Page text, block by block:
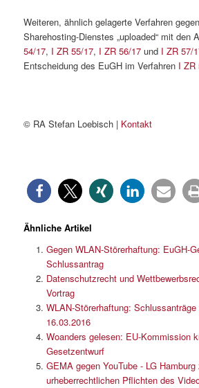
Weiteren, ähnlich gelagerte Verfahren
Sharehosting-Dienstes „uploaded“ mit den
54/17, I ZR 55/17, I ZR 56/17 und I ZR 57/
Entscheidung des EuGH im Verfahren I ZR
© RA Stefan Loebisch | Kontakt
Ähnliche Artikel
Gegen WLAN-Störerhaftung: EuGH-
Schlussantrag
Datenschutzrecht und
Vortrag
WLAN-Störerhaftung:
16.03.2016
Woanders gelesen: EU-Kommission
Gesetzentwurf
GEMA gegen YouTube - LG Hamburg
urheberrechtlichen Pflichten des